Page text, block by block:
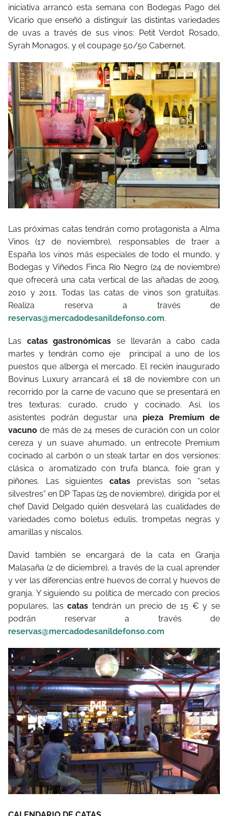
iniciativa arrancó esta semana con Bodegas Pago del
Vicario que enseñó a distinguir las distintas variedades
de uvas a través de sus vinos: Petit Verdot Rosado,
Syrah Monagos, y el coupage 50/50 Cabernet.
Las próximas catas tendrán como protagonista a Alma
Vinos (17 de noviembre), responsables de traer a
España los vinos más especiales de todo el mundo, y
Bodegas y Viñedos Finca Río Negro (24 de noviembre)
que ofrecerá una cata vertical de las añadas de 2009,
2010 y 2011. Todas las catas de vinos son gratuitas.
Realiza reserva a través de
reservas@mercadodesanildefonso.com.
Las catas gastronómicas se llevarán a cabo cada
martes y tendrán como eje principal a uno de los
puestos que alberga el mercado. El recién inaugurado
Bovinus Luxury arrancará el 18 de noviembre con un
recorrido por la carne de vacuno que se presentará en
tres texturas: curado, crudo y cocinado. Así, los
asistentes podrán degustar una pieza Premium de
vacunode más de 24 meses de curación con un color
cereza y un suave ahumado, un entrecote Premium
cocinado al carbón o un steak tartar en dos versiones:
clásica o aromatizado con trufa blanca, foie gran y
piñones. Las siguientes catas previstas son “setas
silvestres” en DP Tapas (25 de noviembre), dirigida por el
chef David Delgado quién desvelará las cualidades de
variedades como boletus edulis, trompetas negras y
amarillas y níscalos.
David también se encargará de la cata en Granja
Malasaña (2 de diciembre), a través de la cual aprender
y ver las diferencias entre huevos de corral y huevos de
granja. Y siguiendo su política de mercado con precios
populares, lascatas tendrán un precio de 15 € y se
podrán reservar a través de
reservas@mercadodesanildefonso.com